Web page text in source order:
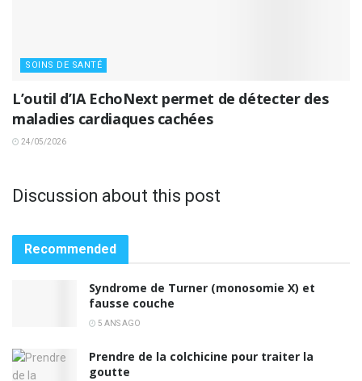
SOINS DE SANTÉ
L’outil d’IA EchoNext permet de détecter des
maladies cardiaques cachées
24/05/2026
Discussion about this post
Recommended
Syndrome de Turner (monosomie X) et
fausse couche
5 ANS AGO
Prendre de la colchicine pour traiter la
goutte